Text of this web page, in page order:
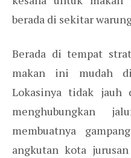
berada di sekitar
Berada di tempat
makan ini mudah
Lokasinya tidak jauh
menghubungkan
membuatnya
angkutan kota